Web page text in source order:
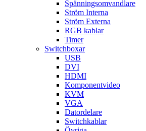
Spänningsomvandlare
Ström Interna
Ström Externa
RGB kablar
Timer
Switchboxar
USB
DVI
HDMI
Komponentvideo
KVM
VGA
Datordelare
Switchkablar